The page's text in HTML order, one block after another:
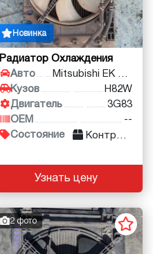
Новинка
Радиатор Охлаждения
Авто
Кузов
H82W
Двигатель
3G83
OEM
--
Состояние
Контракт
Узнать цену
2 фото